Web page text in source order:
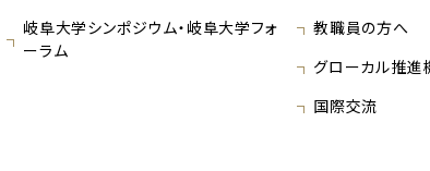
岐阜大学シンポジウム・岐阜大学フォ
ーラム
教職員の方へ
グローカル推進
国際交流